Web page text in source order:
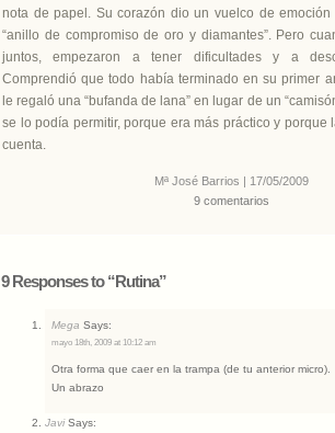
nota de papel. Su corazón dio un vuelco de
“anillo de compromiso de oro y diamantes”. Pero
juntos, empezaron a tener dificultades y a
Comprendió que todo había terminado en su primer
le regaló una “bufanda de lana” en lugar de un
se lo podía permitir, porque era más práctico y porque
cuenta.
Mª José Barrios | 17/05/2009
9 comentarios
9 Responses to “Rutina”
Mega Says:
mayo 18th, 2009 at 10:12 am
Otra forma que caer en la trampa (de tu anterior micro).
Un abrazo
JaviSays: